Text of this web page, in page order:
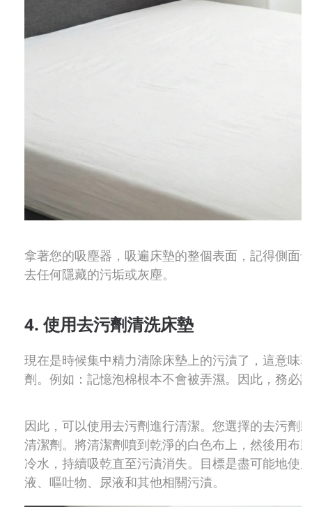
拿著您的吸塵器，吸遍床墊的整個表面，記得側面
去任何隱藏的污垢或灰塵。
4. 使用去污劑清洗床墊
現在是時候集中精力清除床墊上的污漬了，這意味
劑。例如：記憶泡棉根本不會被弄濕。因此，務必
因此，可以使用去污劑進行清潔。您選擇的去污劑
清潔劑。將清潔劑噴到乾淨的白色布上，然後用布
冷水，持續吸乾直至污漬消失。目標是盡可能地使
液、嘔吐物、尿液和其他相關污漬。